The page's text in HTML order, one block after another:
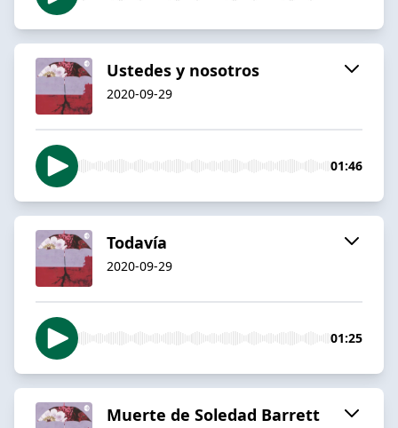
Ustedes y nosotros
2020-09-29
01:46
Todavía
2020-09-29
01:25
Muerte de Soledad Barrett